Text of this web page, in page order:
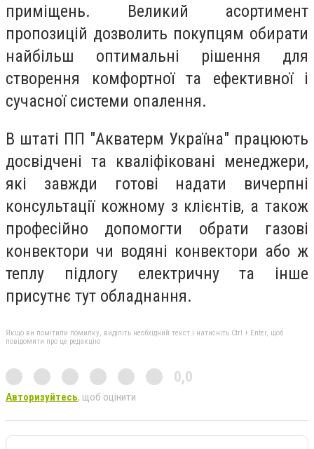
приміщень. Великий асортимент
пропозицій дозволить покупцям обирати
найбільш оптимальні рішення для
створення комфортної та ефективної і
сучасної системи опалення.
В штаті ПП "Акватерм Україна" працюють
досвідчені та кваліфіковані менеджери,
які завжди готові надати вичерпні
консультації кожному з клієнтів, а також
професійно допомогти обрати газові
конвектори чи водяні конвектори або ж
теплу підлогу електричну та інше
присутнє тут обладнання.
Якщо ви помітили помилку, виділіть необхідний текст і натисніть Ctrl + Enter, щоб
повідомити про це редакцію
0,0
Авторизуйтесь, щоб оцінити